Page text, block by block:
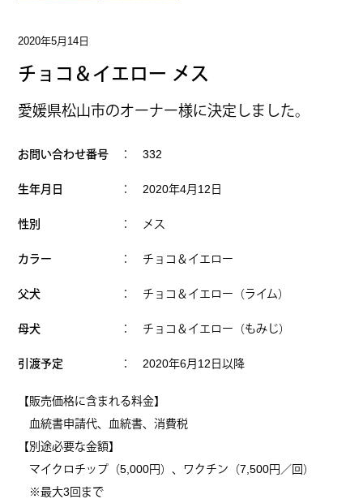
2020年5月14日
チョコ＆イエロー メス
愛媛県松山市のオーナー様に決定しました。
お問い合わせ番号 ： 332
生年月日 ： 2020年4月12日
性別 ： メス
カラー ： チョコ＆イエロー
父犬 ： チョコ＆イエロー（ライム）
母犬 ： チョコ＆イエロー（もみじ）
引渡予定 ： 2020年6月12日以降
【販売価格に含まれる料金】
血統書申請代、血統書、消費税
【別途必要な金額】
マイクロチップ（5,000円）、ワクチン（7,500円／回）
※最大3回まで